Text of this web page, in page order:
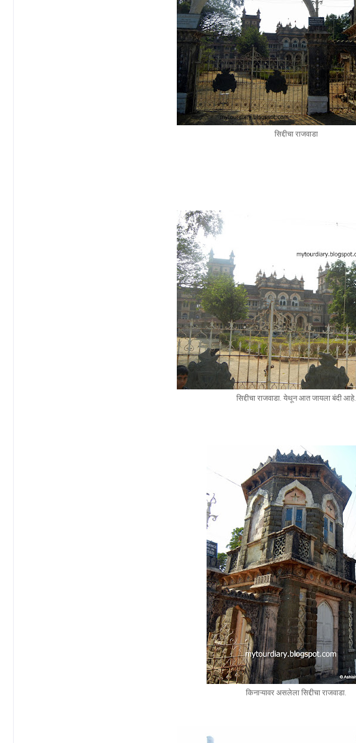
सिद्दीचा राजवाडा
सिद्दीचा राजवाडा. येथून आत जायला बंदी आहे.
किनाऱ्यावर असलेला सिद्दीचा राजवाडा.